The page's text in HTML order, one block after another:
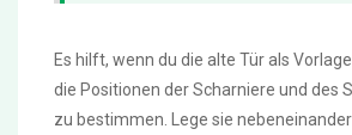
Es hilft, wenn du die alte Tür als
die Positionen der Scharniere und des
zu bestimmen. Lege sie